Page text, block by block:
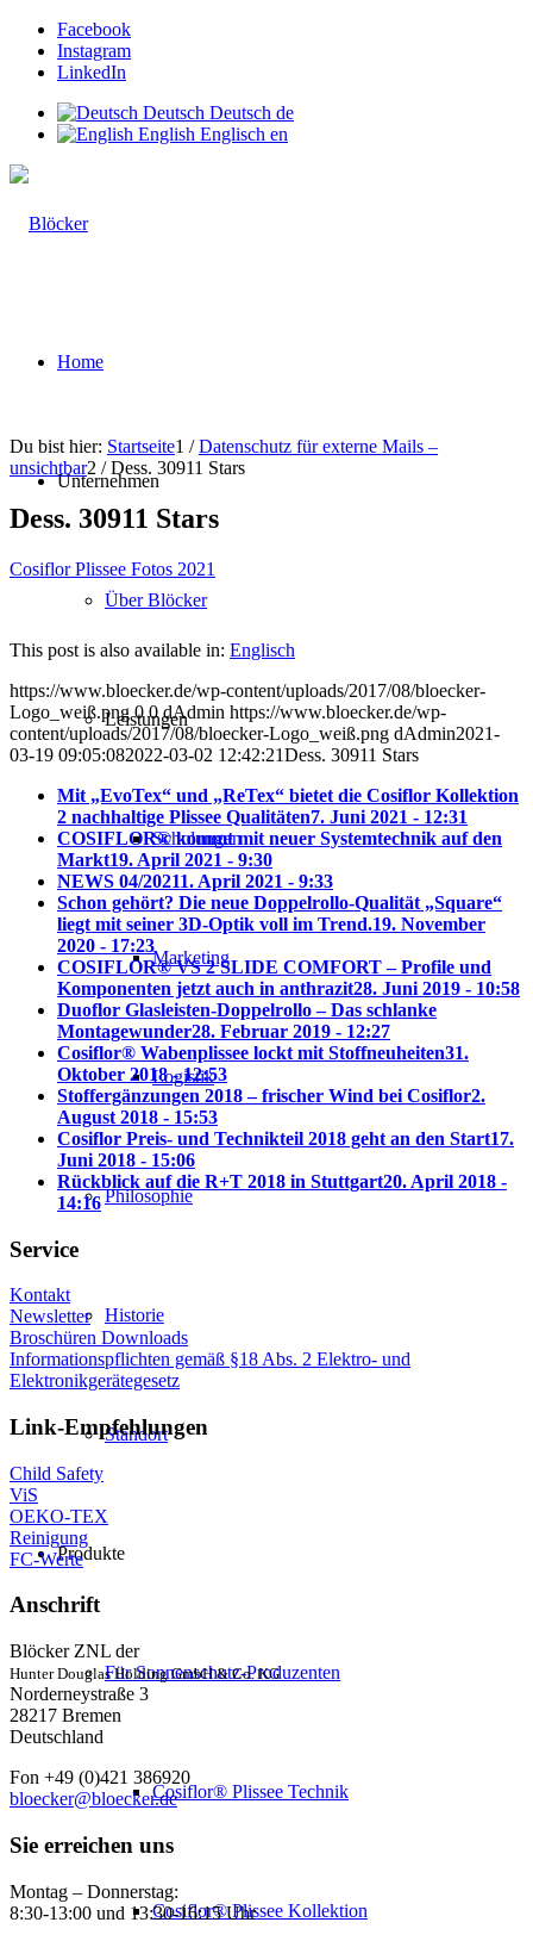
Facebook
Instagram
LinkedIn
Deutsch Deutsch de
English Englisch en
Home
Unternehmen
Über Blöcker
Leistungen
Schulungen
Marketing
Logistik
Philosophie
Historie
Standort
Produkte
Für Sonnenschutz-Produzenten
Cosiflor® Plissee Technik
Cosiflor® Plissee Kollektion
Du bist hier: Startseite1 / Datenschutz für externe Mails –
unsichtbar2 / Dess. 30911 Stars
Dess. 30911 Stars
Cosiflor Plissee Fotos 2021
This post is also available in: Englisch
https://www.bloecker.de/wp-content/uploads/2017/08/bloecker-
Logo_weiß.png 0 0 dAdmin https://www.bloecker.de/wp-
content/uploads/2017/08/bloecker-Logo_weiß.png dAdmin2021-
03-19 09:05:082022-03-02 12:42:21Dess. 30911 Stars
Mit „EvoTex“ und „ReTex“ bietet die Cosiflor Kollektion
2 nachhaltige Plissee Qualitäten7. Juni 2021 - 12:31
COSIFLOR® kommt mit neuer Systemtechnik auf den
Markt19. April 2021 - 9:30
NEWS 04/20211. April 2021 - 9:33
Schon gehört? Die neue Doppelrollo-Qualität „Square“
liegt mit seiner 3D-Optik voll im Trend.19. November
2020 - 17:23
COSIFLOR® VS 2 SLIDE COMFORT – Profile und
Komponenten jetzt auch in anthrazit28. Juni 2019 - 10:58
Duoflor Glasleisten-Doppelrollo – Das schlanke
Montagewunder28. Februar 2019 - 12:27
Cosiflor® Wabenplissee lockt mit Stoffneuheiten31.
Oktober 2018 - 12:53
Stoffergänzungen 2018 – frischer Wind bei Cosiflor2.
August 2018 - 15:53
Cosiflor Preis- und Technikteil 2018 geht an den Start17.
Juni 2018 - 15:06
Rückblick auf die R+T 2018 in Stuttgart20. April 2018 -
14:16
Service
Kontakt
Newsletter
Broschüren Downloads
Informationspflichten gemäß §18 Abs. 2 Elektro- und
Elektronikgerätegesetz
Link-Empfehlungen
Child Safety
ViS
OEKO-TEX
Reinigung
FC-Werte
Anschrift
Blöcker ZNL der
Hunter Douglas Holding GmbH & Co. KG
Norderneystraße 3
28217 Bremen
Deutschland
Fon +49 (0)421 386920
bloecker@bloecker.de
Sie erreichen uns
Montag – Donnerstag:
8:30-13:00 und 13:30-16:15 Uhr